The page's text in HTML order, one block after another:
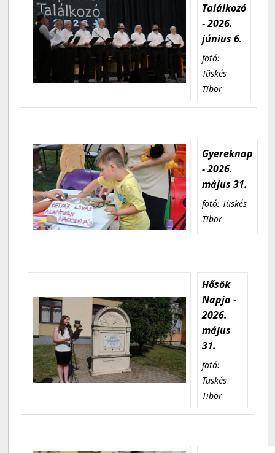
Találkozó
- 2026.
június 6.
fotó:
Tüskés
Tibor
Gyereknap
- 2026.
május 31.
fotó: Tüskés
Tibor
Hősök
Napja -
2026.
május
31.
fotó:
Tüskés
Tibor